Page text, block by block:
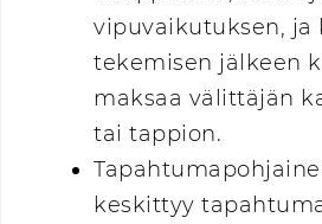
vipuvaikutuksen, ja
tekemisen jälkeen
maksaa välittäjän
tai tappion.
keskittyy